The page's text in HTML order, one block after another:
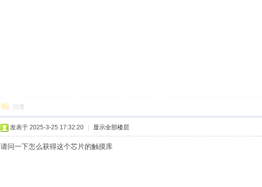
回复
发表于 2025-3-25 17:32:20 显示全部楼层
请问一下怎么获得这个芯片的触摸库